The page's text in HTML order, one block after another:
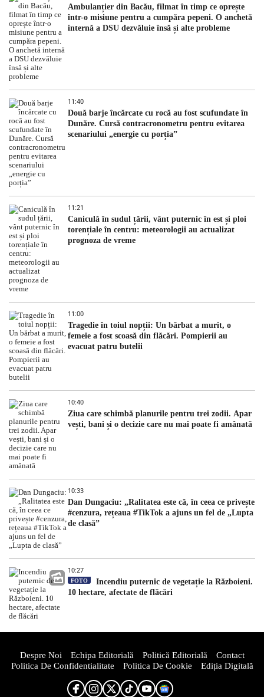
Ambulanțier din Bacău, filmat în timp ce oprește
într-o misiune pentru a cumpăra pepeni. O anchetă
internă a DSU dezvăluie însă și alte probleme
11:40
Două barje încărcate cu rocă au fost scufundate în
Dunăre. Cursă contracronometru pentru evitarea
scenariului „energie cu porția”
11:21
Caniculă în sudul țării, vânt puternic în est și ploi
torențiale în centru: meteorologii au actualizat
prognoza de vreme
11:00
Tragedie în toiul nopții: Un bărbat a murit, o
femeie a fost scoasă din flăcări. Pompierii au
evacuat patru butelii
10:40
Ziua care schimbă planurile pentru trei zodii. Apar
vești, bani și o decizie care nu mai poate fi amânată
10:33
Dan Dungaciu: „Ralitatea este că, în ceea ce privește
#cenzura, rețeaua #TikTok a ajuns un fel de „Lupta
de clasă”
10:27
FOTO
Incendiu puternic de vegetație la Războieni.
10 hectare, afectate de flăcări
Despre Noi Echipa Editorială Politică Editorială
Contact
Politica De Confidentialitate
Politica De Cookie Ediția Digitală